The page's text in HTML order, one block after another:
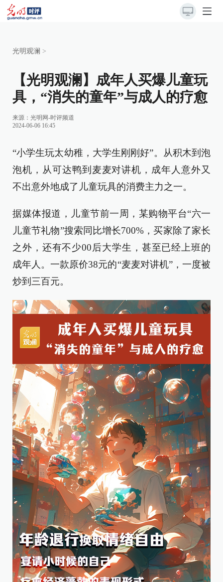
光明观澜 >
【光明观澜】成年人买爆儿童玩
具，“消失的童年”与成人的疗愈
来源： 光明网-时评频道
2024-06-06 16:45
“小学生玩太幼稚，大学生刚刚好”。从积木到泡
泡机，从可达鸭到麦麦对讲机，成年人意外又
不出意外地成了儿童玩具的消费主力之一。
据媒体报道，儿童节前一周，某购物平台“六一
儿童节礼物”搜索同比增长700%，买家除了家长
之外，还有不少00后大学生，甚至已经上班的
成年人。一款原价38元的“麦麦对讲机”，一度被
炒到三百元。